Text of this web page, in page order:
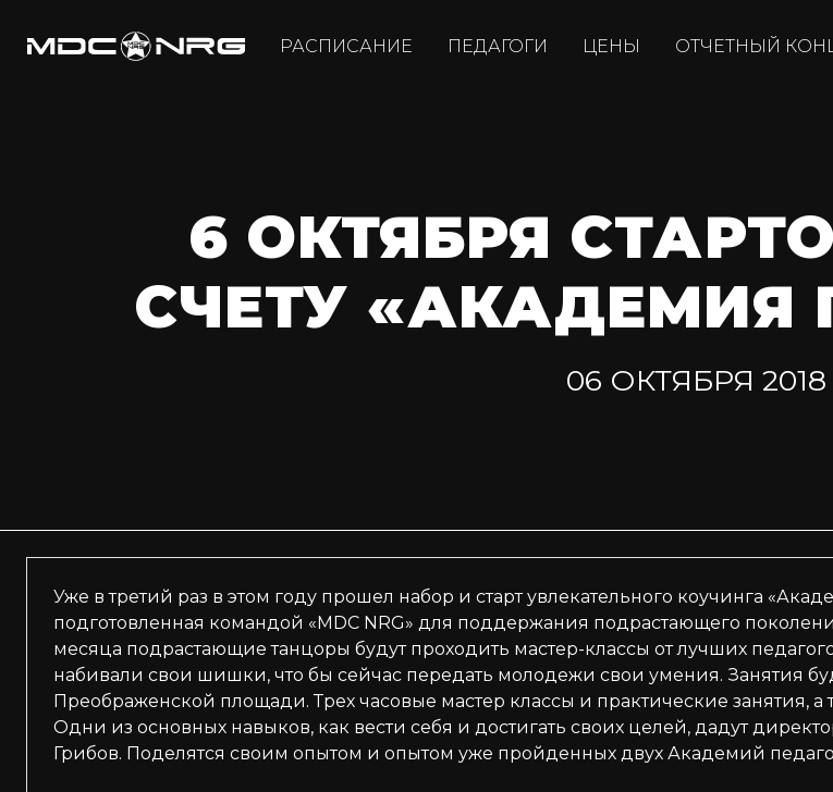
РАСПИСАНИЕ ПЕДАГОГИ ЦЕНЫ ОТЧЕТНЫЙ
6 ОКТЯБРЯ
СЧЕТУ «АКАДЕМИЯ
06 ОКТЯБРЯ 2018
Уже в третий раз в этом году прошел набор и старт увлекательного коучинга
подготовленная командой «MDC NRG» для поддержания подрастающего
месяца подрастающие танцоры будут проходить мастер-классы от лучших
набивали свои шишки, что бы сейчас передать молодежи свои умения. Занятия
Преображенской площади. Трех часовые мастер классы и практические занятия,
Одни из основных навыков, как вести себя и достигать своих целей, дадут
Грибов. Поделятся своим опытом и опытом уже пройденных двух Академий